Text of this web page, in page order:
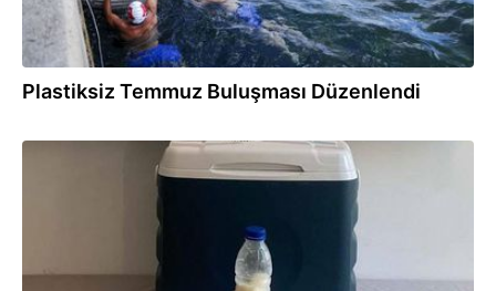
Plastiksiz Temmuz Buluşması Düzenlendi